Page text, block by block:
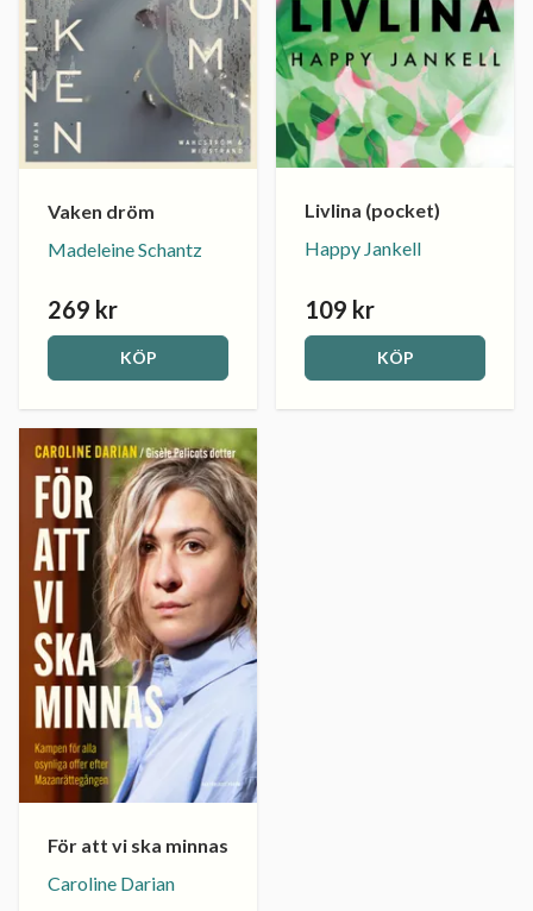
Vaken dröm
Madeleine Schantz
269 kr
KÖP
Livlina (pocket)
Happy Jankell
109 kr
KÖP
För att vi ska minnas
Caroline Darian